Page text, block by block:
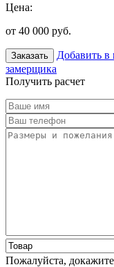
Цена:
от 40 000 руб.
Заказать Добавить в
замерщика
Получить расчет
Пожалуйста,